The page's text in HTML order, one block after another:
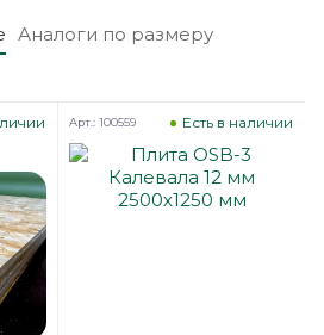
Аналоги по размеру
Есть в наличии
Арт.: 100559